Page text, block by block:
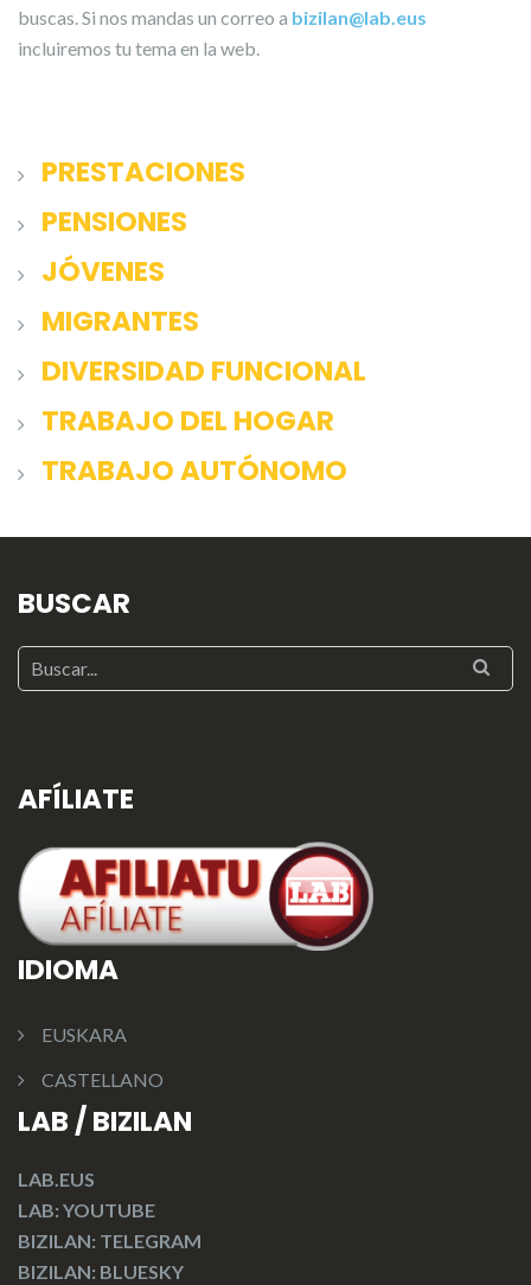
buscas. Si nos mandas un correo a bizilan@lab.eus
incluiremos tu tema en la web.
PRESTACIONES
PENSIONES
JÓVENES
MIGRANTES
DIVERSIDAD FUNCIONAL
TRABAJO DEL HOGAR
TRABAJO AUTÓNOMO
BUSCAR
AFÍLIATE
IDIOMA
EUSKARA
CASTELLANO
LAB / BIZILAN
LAB.EUS
LAB: YOUTUBE
BIZILAN: TELEGRAM
BIZILAN: BLUESKY